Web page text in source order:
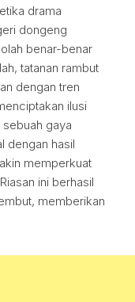
drama
dongeng
benar-benar
tatanan rambut
dengan tren
ilusi
sebuah gaya
dengan hasil
memperkuat
ini berhasil
memberikan